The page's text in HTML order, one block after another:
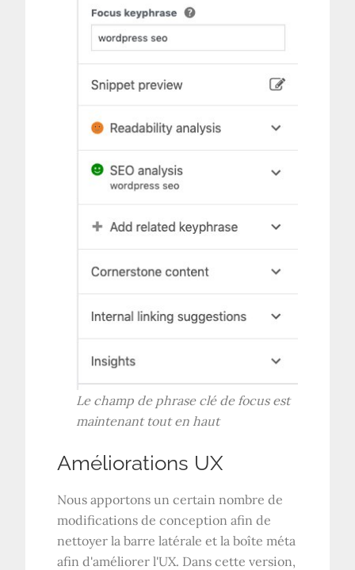
Le champ de phrase clé de focus est
maintenant tout en haut
Améliorations UX
Nous apportons un certain nombre de
modifications de conception afin de
nettoyer la barre latérale et la boîte méta
afin d'améliorer l'UX. Dans cette version,